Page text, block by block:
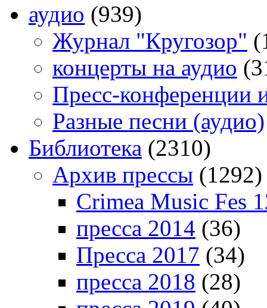
аудио (939)
Журнал "Кругозор"
концерты на аудио
Пресс-конференции
Разные песни (аудио)
Библиотека (2310)
Архив прессы (1292)
Crimea Music Fes
пресса 2014 (36)
Пресса 2017 (34)
пресса 2018 (28)